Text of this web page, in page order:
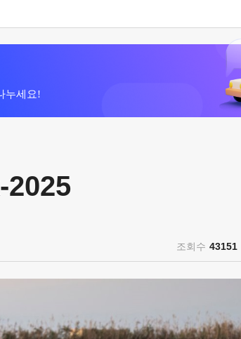
누세요!
조회수 43151